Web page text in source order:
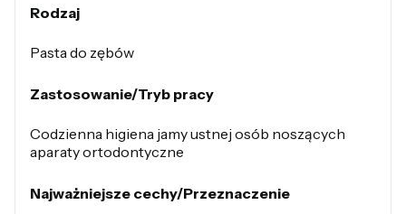
Rodzaj
Pasta do zębów
Zastosowanie/Tryb pracy
Codzienna higiena jamy ustnej osób noszących
aparaty ortodontyczne
Najważniejsze cechy/Przeznaczenie